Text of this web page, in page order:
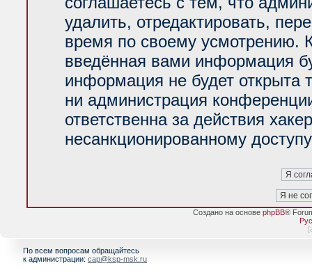
удалить, отредактировать,
время по своему усмотрению.
введённая вами информация
информация не будет открыта
ни администрация
ответственна за действия
несанкционированному
Создано на основе phpBB®
[
По всем вопросам обращайтесь
к администрации: cap@ksp-msk.ru